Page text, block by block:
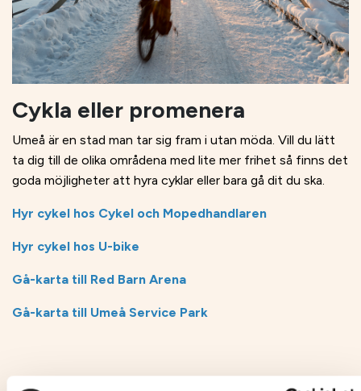
Cykla eller promenera
Umeå är en stad man tar sig fram i utan möda. Vill du lätt
ta dig till de olika områdena med lite mer frihet så finns det
goda möjligheter att hyra cyklar eller bara gå dit du ska.
Hyr cykel hos Cykel och Mopedhandlaren
Hyr cykel hos U-bike
Gå-karta till Red Barn Arena
Gå-karta till Umeå Service Park